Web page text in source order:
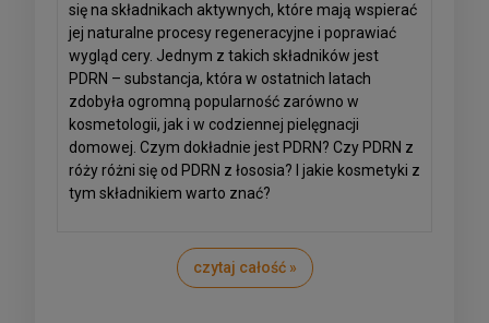
się na składnikach aktywnych, które mają wspierać
jej naturalne procesy regeneracyjne i poprawiać
wygląd cery. Jednym z takich składników jest
PDRN – substancja, która w ostatnich latach
zdobyła ogromną popularność zarówno w
kosmetologii, jak i w codziennej pielęgnacji
domowej. Czym dokładnie jest PDRN? Czy PDRN z
róży różni się od PDRN z łososia? I jakie kosmetyki z
tym składnikiem warto znać?
czytaj całość »